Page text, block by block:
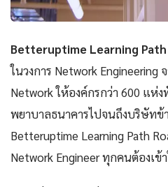
Betteruptime Learning Path
ในวงการ Network
Network ให้องค์กรกว่า 600 แห่ง
พยาบาลธนาคารไปจนถึงบริษัท
Betteruptime Learning Path
Network Engineer ทุกคนต้องเข้